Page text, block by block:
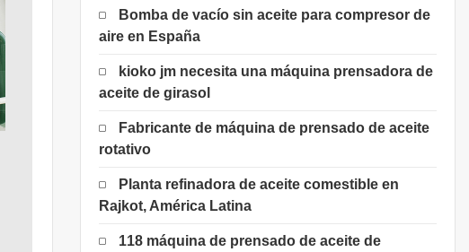
Bomba de vacío sin aceite para compresor de
aire en España
kioko jm necesita una máquina prensadora de
aceite de girasol
Fabricante de máquina de prensado de aceite
rotativo
Planta refinadora de aceite comestible en
Rajkot, América Latina
118 máquina de prensado de aceite de